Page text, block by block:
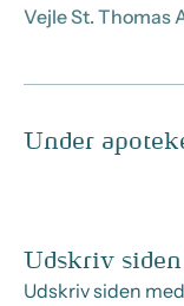
Vejle St. Thomas
Under
Udskriv siden
Udskriv siden